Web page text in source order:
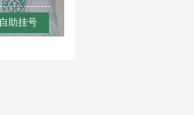
自助挂号